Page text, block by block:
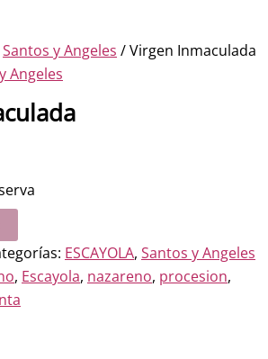
Santos y Angeles / Virgen Inmaculada
Angeles
ESCAYOLA, Santos y Angeles
, Escayola, nazareno, procesion,